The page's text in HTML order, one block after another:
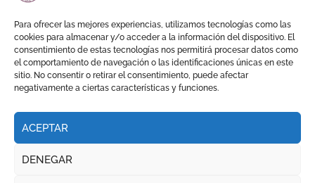
Para ofrecer las mejores experiencias, utilizamos tecnologías como las
cookies para almacenar y/o acceder a la información del dispositivo. El
consentimiento de estas tecnologías nos permitirá procesar datos como
el comportamiento de navegación o las identificaciones únicas en este
sitio. No consentir o retirar el consentimiento, puede afectar
negativamente a ciertas características y funciones.
ACEPTAR
DENEGAR
Copyright © Todos los derechos reservados